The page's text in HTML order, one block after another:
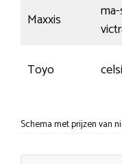
Maxxis
Toyo
Schema met prijzen van